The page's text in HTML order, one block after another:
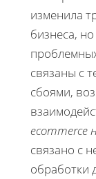
изменила
бизнеса,
связаны с
сбоями,
ecommerce
связано с
обработки